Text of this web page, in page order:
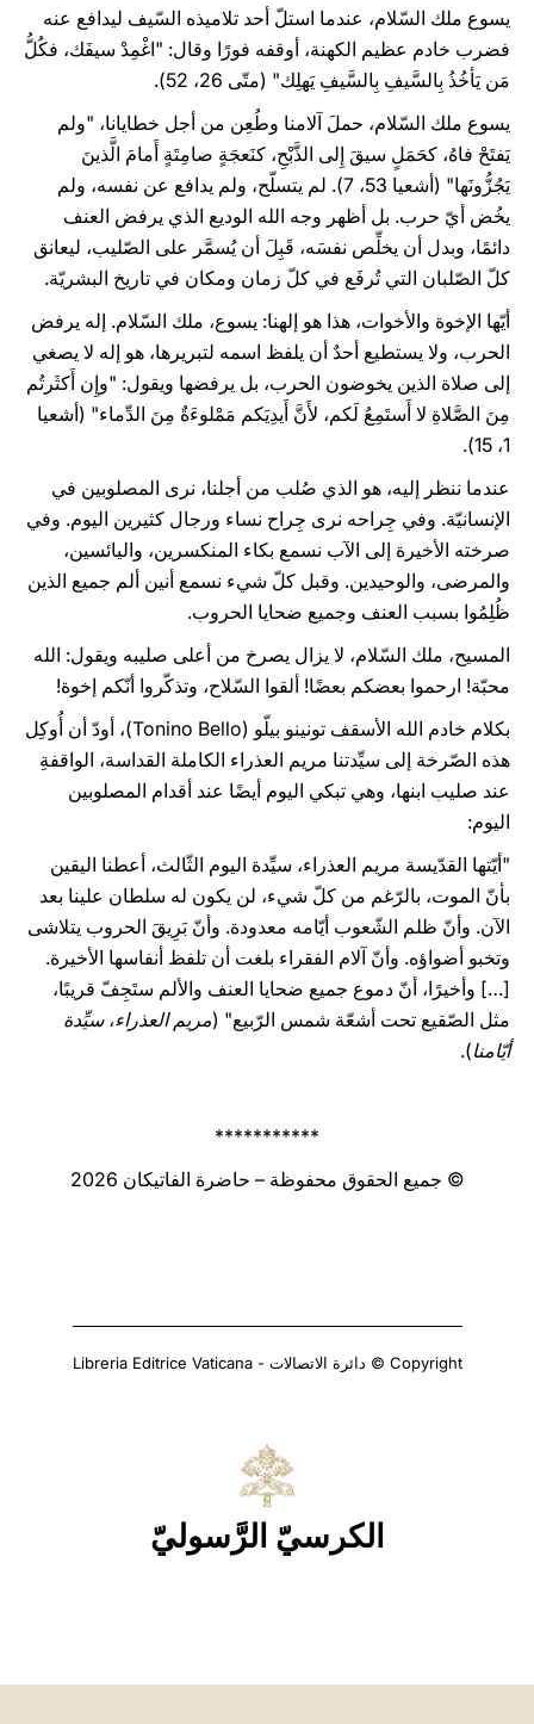
يسوع ملك السّلام، عندما استلّ أحد تلاميذه السّيف ليدافع عنه
فضرب خادم عظيم الكهنة، أوقفه فورًا وقال: "اغْمِدْ سيفَك، فكُلُّ
مَن يَأخُذُ بِالسَّيفِ بِالسَّيفِ يَهلِك" (متّى 26، 52).
يسوع ملك السّلام، حملَ آلامنا وطُعِن من أجل خطايانا، "ولم
يَفتَحْ فاهُ، كحَمَلٍ سيقَ إِلى الذَّبْحِ، كنَعجَةٍ صامِتَةٍ أَمامَ الَّذينَ
يَجُزُّونَها" (أشعيا 53، 7). لم يتسلّح، ولم يدافع عن نفسه، ولم
يخُض أيّ حرب. بل أظهر وجه الله الوديع الذي يرفض العنف
دائمًا، وبدل أن يخلِّص نفسَه، قَبِلَ أن يُسمَّر على الصّليب، ليعانق
كلّ الصّلبان التي تُرفَع في كلّ زمان ومكان في تاريخ البشريّة.
أيّها الإخوة والأخوات، هذا هو إلهنا: يسوع، ملك السّلام. إله يرفض
الحرب، ولا يستطيع أحدٌ أن يلفظ اسمه لتبريرها، هو إله لا يصغي
إلى صلاة الذين يخوضون الحرب، بل يرفضها ويقول: "وإِن أَكثَرتُم
مِنَ الصَّلاةِ لا أَستَمِعُ لَكم، لأَنَّ أَيدِيَكم مَمْلوءَةٌ مِنَ الدِّماء" (أشعيا
1، 15).
عندما ننظر إليه، هو الذي صُلب من أجلنا، نرى المصلوبين في
الإنسانيّة. وفي جِراحه نرى جِراح نساء ورجال كثيرين اليوم. وفي
صرخته الأخيرة إلى الآب نسمع بكاء المنكسرين، واليائسين،
والمرضى، والوحيدين. وقبل كلّ شيء نسمع أنين ألم جميع الذين
ظُلِمُوا بسبب العنف وجميع ضحايا الحروب.
المسيح، ملك السّلام، لا يزال يصرخ من أعلى صليبه ويقول: الله
محبّة! ارحموا بعضكم بعضًا! ألقوا السّلاح، وتذكّروا أنّكم إخوة!
بكلام خادم الله الأسقف تونينو بيلّو (Tonino Bello)، أودّ أن أُوكِل
هذه الصّرخة إلى سيِّدتنا مريم العذراء الكاملة القداسة، الواقفةِ
عند صليب ابنها، وهي تبكي اليوم أيضًا عند أقدام المصلوبين
اليوم:
"أيّتها القدّيسة مريم العذراء، سيِّدة اليوم الثّالث، أعطنا اليقين
بأنّ الموت، بالرّغم من كلّ شيء، لن يكون له سلطان علينا بعد
الآن. وأنّ ظلم الشّعوب أيّامه معدودة. وأنّ بَرِيقَ الحروب يتلاشى
وتخبو أضواؤه. وأنّ آلام الفقراء بلغت أن تلفظ أنفاسها الأخيرة.
[…] وأخيرًا، أنّ دموع جميع ضحايا العنف والألم ستَجِفّ قريبًا،
مثل الصّقيع تحت أشعّة شمس الرّبيع" (مريم العذراء،سيِّدة
أيّامنا).
***********
© جميع الحقوق محفوظة – حاضرة الفاتيكان 2026
Copyright © دائرة الاتصالات - Libreria Editrice Vaticana
الكرسيّ الرَّسوليّ